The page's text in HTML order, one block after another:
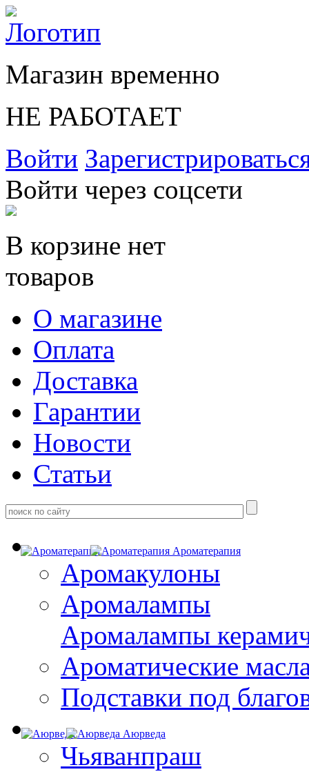
Магазин временно
НЕ РАБОТАЕТ
Войти
Войти через соцсети
В корзине нет
товаров
О магазине
Оплата
Доставка
Гарантии
Новости
Статьи
Ароматерапия
Аромакулоны
Аромалампы
Aромалампы
Ароматические
Подставки под
Аюрведа
Чьяванпраш